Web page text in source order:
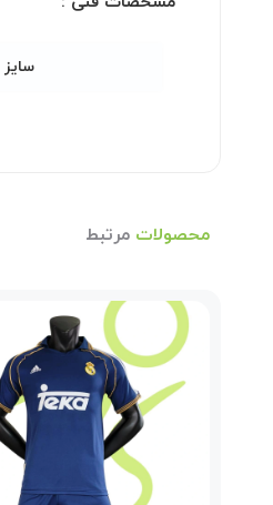
سایز
محصولات مرتبط